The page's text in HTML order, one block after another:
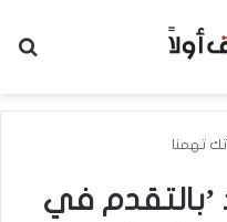
تهمنا
’بالتقدم في